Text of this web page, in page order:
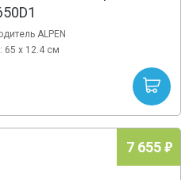
ALPEN
: 65 x 12.4 см
7 655